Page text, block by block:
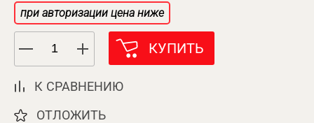
при авторизации цена ниже
КУПИТЬ
К СРАВНЕНИЮ
ОТЛОЖИТЬ